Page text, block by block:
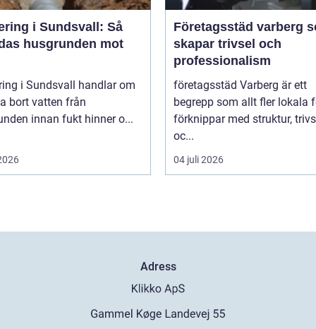
i Sundsvall: Så
husgrunden mot
i Sundsvall handlar om
bort vatten från
innan fukt hinner o...
Företagsstäd varberg
skapar trivsel och
professionalism
företagsstäd Varberg är ett
begrepp som allt fler lokala
förknippar med struktur,
oc...
04 juli 2026
Adress